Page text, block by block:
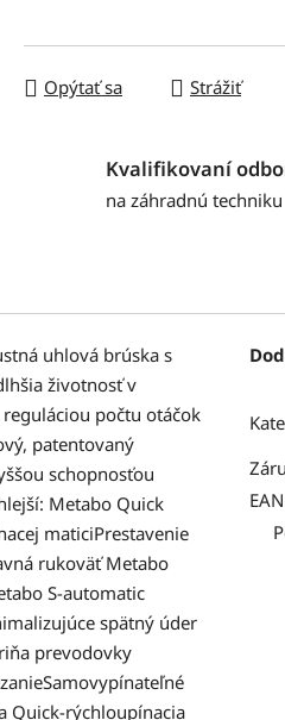
Opýtať sa Strážiť
Kvalifikovaní
na záhradnú techniku
uhlová brúska s
životnosť v
počtu otáčok
patentovaný
schopnosťou
Metabo Quick
maticiPrestavenie
rukoväť Metabo
S-automatic
spätný úder
prevodovky
Quick-rýchloupínacia
EAN